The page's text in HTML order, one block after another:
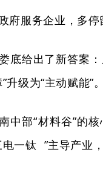
府服务企业，多停
底给出了新答案
升级为“主动赋能”。
中部“材料谷”的
一钛 ”主导产业